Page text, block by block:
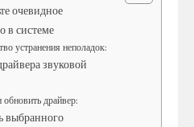
очевидное
в системе
устранения неполадок:
звуковой
драйвер:
выбранного